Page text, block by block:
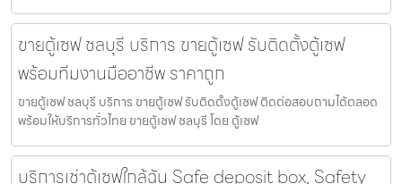
ขายตู้เซฟ ชลบุรี บริการ ขายตู้เซฟ รับติดตั้งตู้เซฟ
พร้อมทีมงานมืออาชีพ ราคาถูก
ขายตู้เซฟ ชลบุรี บริการ ขายตู้เซฟ รับติดตั้งตู้เซฟ ติดต่อสอบถามได้ตลอด
พร้อมให้บริการทั่วไทย ขายตู้เซฟ ชลบุรี โดย ตู้เซฟ
บริการเช่าตู้เซฟใกล้ฉัน Safe deposit box, Safety